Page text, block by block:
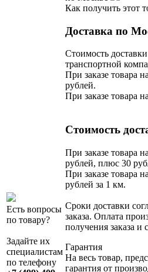
Есть вопросы
по товару?
Задайте их
специалистам
по телефону
Как получить этот
Доставка по
Стоимость
транспортной
При заказе товара
рублей.
При заказе товара
Стоимость
При заказе товара
рублей, плюс 30
При заказе товара
рублей за 1 км.
Сроки доставки
заказа. Оплата
получения заказа и
Гарантия
На весь товар,
гарантия от